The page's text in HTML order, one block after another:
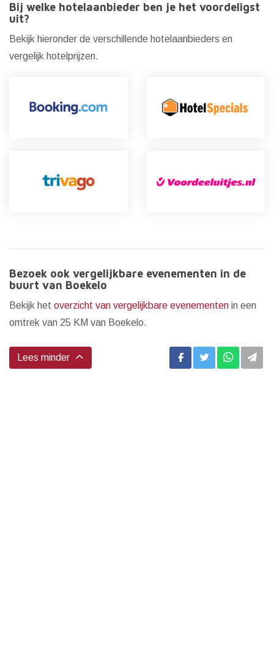
Bij welke hotelaanbieder ben je het voordeligst
uit?
Bekijk hieronder de verschillende hotelaanbieders en
vergelijk hotelprijzen.
Bezoek ook vergelijkbare evenementen in de
buurt van Boekelo
Bekijk het overzicht van vergelijkbare evenementen in een
omtrek van 25 KM van Boekelo.
Lees minder